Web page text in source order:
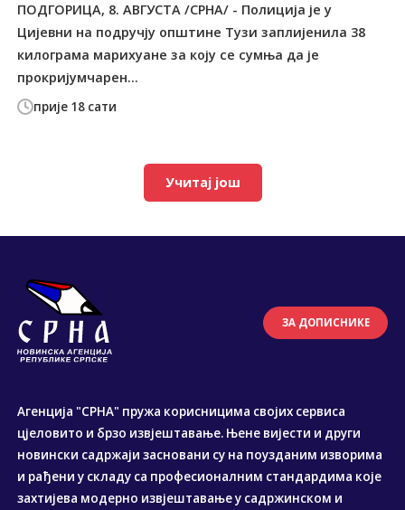
прије 18 сати
ПОДГОРИЦА, 8. АВГУСТА /СРНА/ - Полиција је у
Цијевни на подручју општине Tузи заплијенила 38
килограма марихуане за коју се сумња да је
прокријумчарен...
Учитај још
ЗА ДОПИСНИКЕ
Агенција "СРНА" пружа корисницима својих сервиса
цјеловито и брзо извјештавање. Њене вијести и други
новински садржаји засновани су на поузданим изворима
и рађени у складу са професионалним стандардима које
захтијева модерно извјештавање у садржинском и